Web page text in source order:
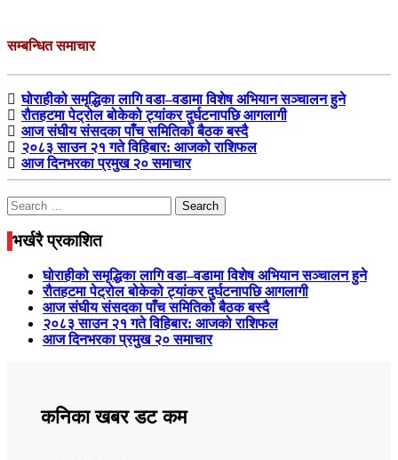
सम्बन्धित समाचार
घोराहीको समृद्धिका लागि वडा–वडामा विशेष अभियान सञ्चालन हुने
रौतहटमा पेट्रोल बोकेको ट्यांकर दुर्घटनापछि आगलागी
आज संघीय संसदका पाँच समितिको बैठक बस्दै
२०८३ साउन २१ गते विहिबार: आजको राशिफल
आज दिनभरका प्रमुख २० समाचार
Search
for:
भर्खरै प्रकाशित
घोराहीको समृद्धिका लागि वडा–वडामा विशेष अभियान सञ्चालन हुने
रौतहटमा पेट्रोल बोकेको ट्यांकर दुर्घटनापछि आगलागी
आज संघीय संसदका पाँच समितिको बैठक बस्दै
२०८३ साउन २१ गते विहिबार: आजको राशिफल
आज दिनभरका प्रमुख २० समाचार
कनिका खबर डट कम